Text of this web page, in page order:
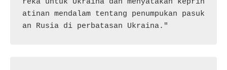
reka untuk Ukraina dan menyatakan keprih
atinan mendalam tentang penumpukan pasuk
an Rusia di perbatasan Ukraina."